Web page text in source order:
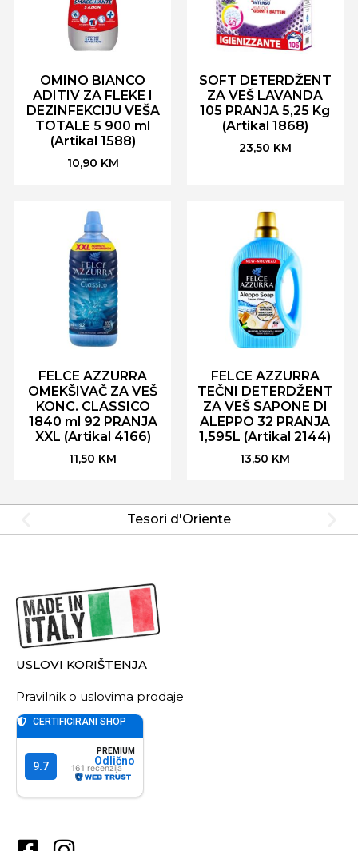
OMINO BIANCO
ADITIV ZA FLEKE I
DEZINFEKCIJU VEŠA
TOTALE 5 900 ml
(Artikal 1588)
10,90 KM
SOFT DETERDŽENT
ZA VEŠ LAVANDA
105 PRANJA 5,25 Kg
(Artikal 1868)
23,50 KM
FELCE AZZURRA
OMEKŠIVAČ ZA VEŠ
KONC. CLASSICO
1840 ml 92 PRANJA
XXL (Artikal 4166)
11,50 KM
FELCE AZZURRA
TEČNI DETERDŽENT
ZA VEŠ SAPONE DI
ALEPPO 32 PRANJA
1,595L (Artikal 2144)
13,50 KM
Tesori d'Oriente
USLOVI KORIŠTENJA
Pravilnik o uslovima prodaje